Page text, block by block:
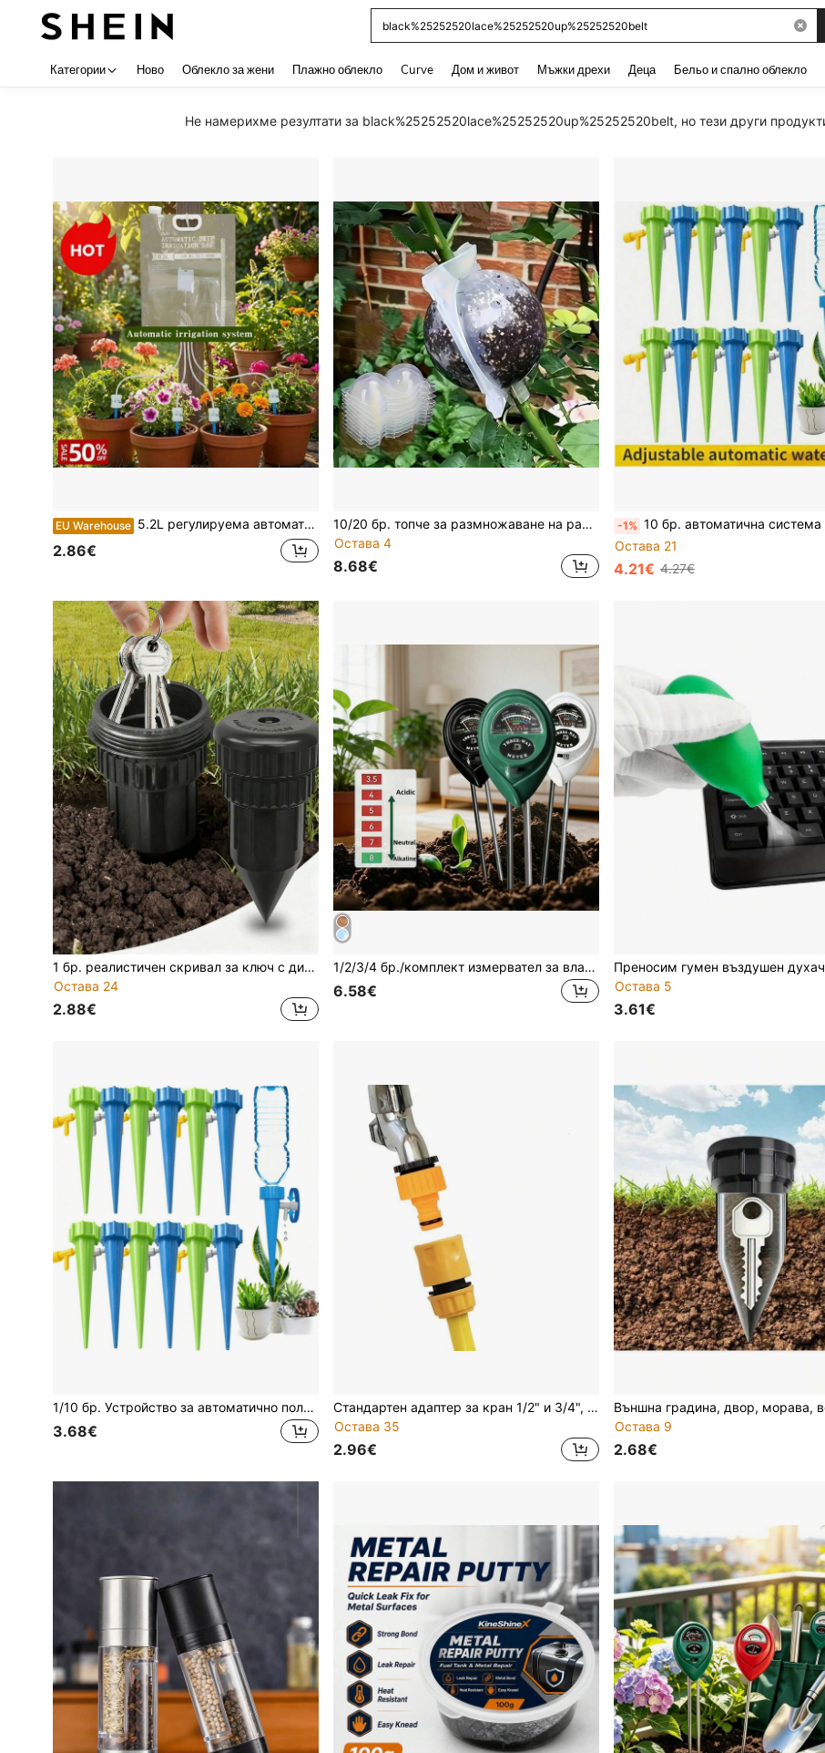
Категории Ново Облекло за жени Плажно облекло Curve Дом и живот Мъжки дрехи Деца Бельо и спално облекло
Не намерихме резултати за black%25252520lace%25252520up%25252520belt, но тези други
EU Warehouse 5.2L регулируема автоматична торба за капково напояване с регулируем поток, устройство за поливане на растения за дома/на открито
2.86€
10/20 бр. топче за размножаване на растения под високо налягане, прозрачна кутия за коренеене с видимост, многократна употреба, предназначена за резници и присаждане на плодови дървета и цветя, инструмент за бързо коренеене на градински разсад, лесен монтаж и демонтаж от един човек
Остава 4
8.68€
-1% 10 бр. автоматична система за капково напояване с таймер контролер, регулируеми шипове за капково напояване и дюзи за поливане, инструмент за автоматично поливане на саксийни растения в градина на открито,
Остава 21
4.21€ 4.27€
1 бр. реалистичен скривал за ключ с дизайн на спринклер, външна водоустойчива кутия за скриване на ключ, тръба за съхранение на резервен ключ за спешни случаи за тревна площ, противокрадско устройство за криене на ключ, водоустойчиво и устойчиво на ръжда подзедно секретно отделение за съхранение, подходящо за градина, тревна площ и двор, за съхранение на маскирани ключове за оборудване
Остава 24
2.88€
1/2/3/4 бр./комплект измервател за влага на почвата, сензор за влажност, точен детектор за влага на почвата, точен pH измервател за почва, комплект за тестване на влажност/светлина/pH, подходящ за градинарство, оранжерия, цветя, овощни градини, също така за отглеждане на стайни растения, измерване на влагата на почвата, измерване на поливането на растенията, подходящ за стайни и външни растения
6.58€
Остава 5
3.61€
1/10 бр. Устройство за автоматично поливане, регулируем превключвател с бавно освобождаване за автоматично поливане, подходящо за градинарство в дома и лодката, пръскачки за растения, градински принадлежности (цветът на аксесоара е произволен)
3.68€
Стандартен адаптер за кран 1/2" и 3/4", резбован женски адаптер за кран за пералня, конектор за пистолет за пръскане, многофункционален пластмасов адаптер за кран с двойна употреба, адаптер за кран 25 мм/0,98 инча 19 мм/0,75 инча
Остава 35
2.96€
Остава 9
2.68€